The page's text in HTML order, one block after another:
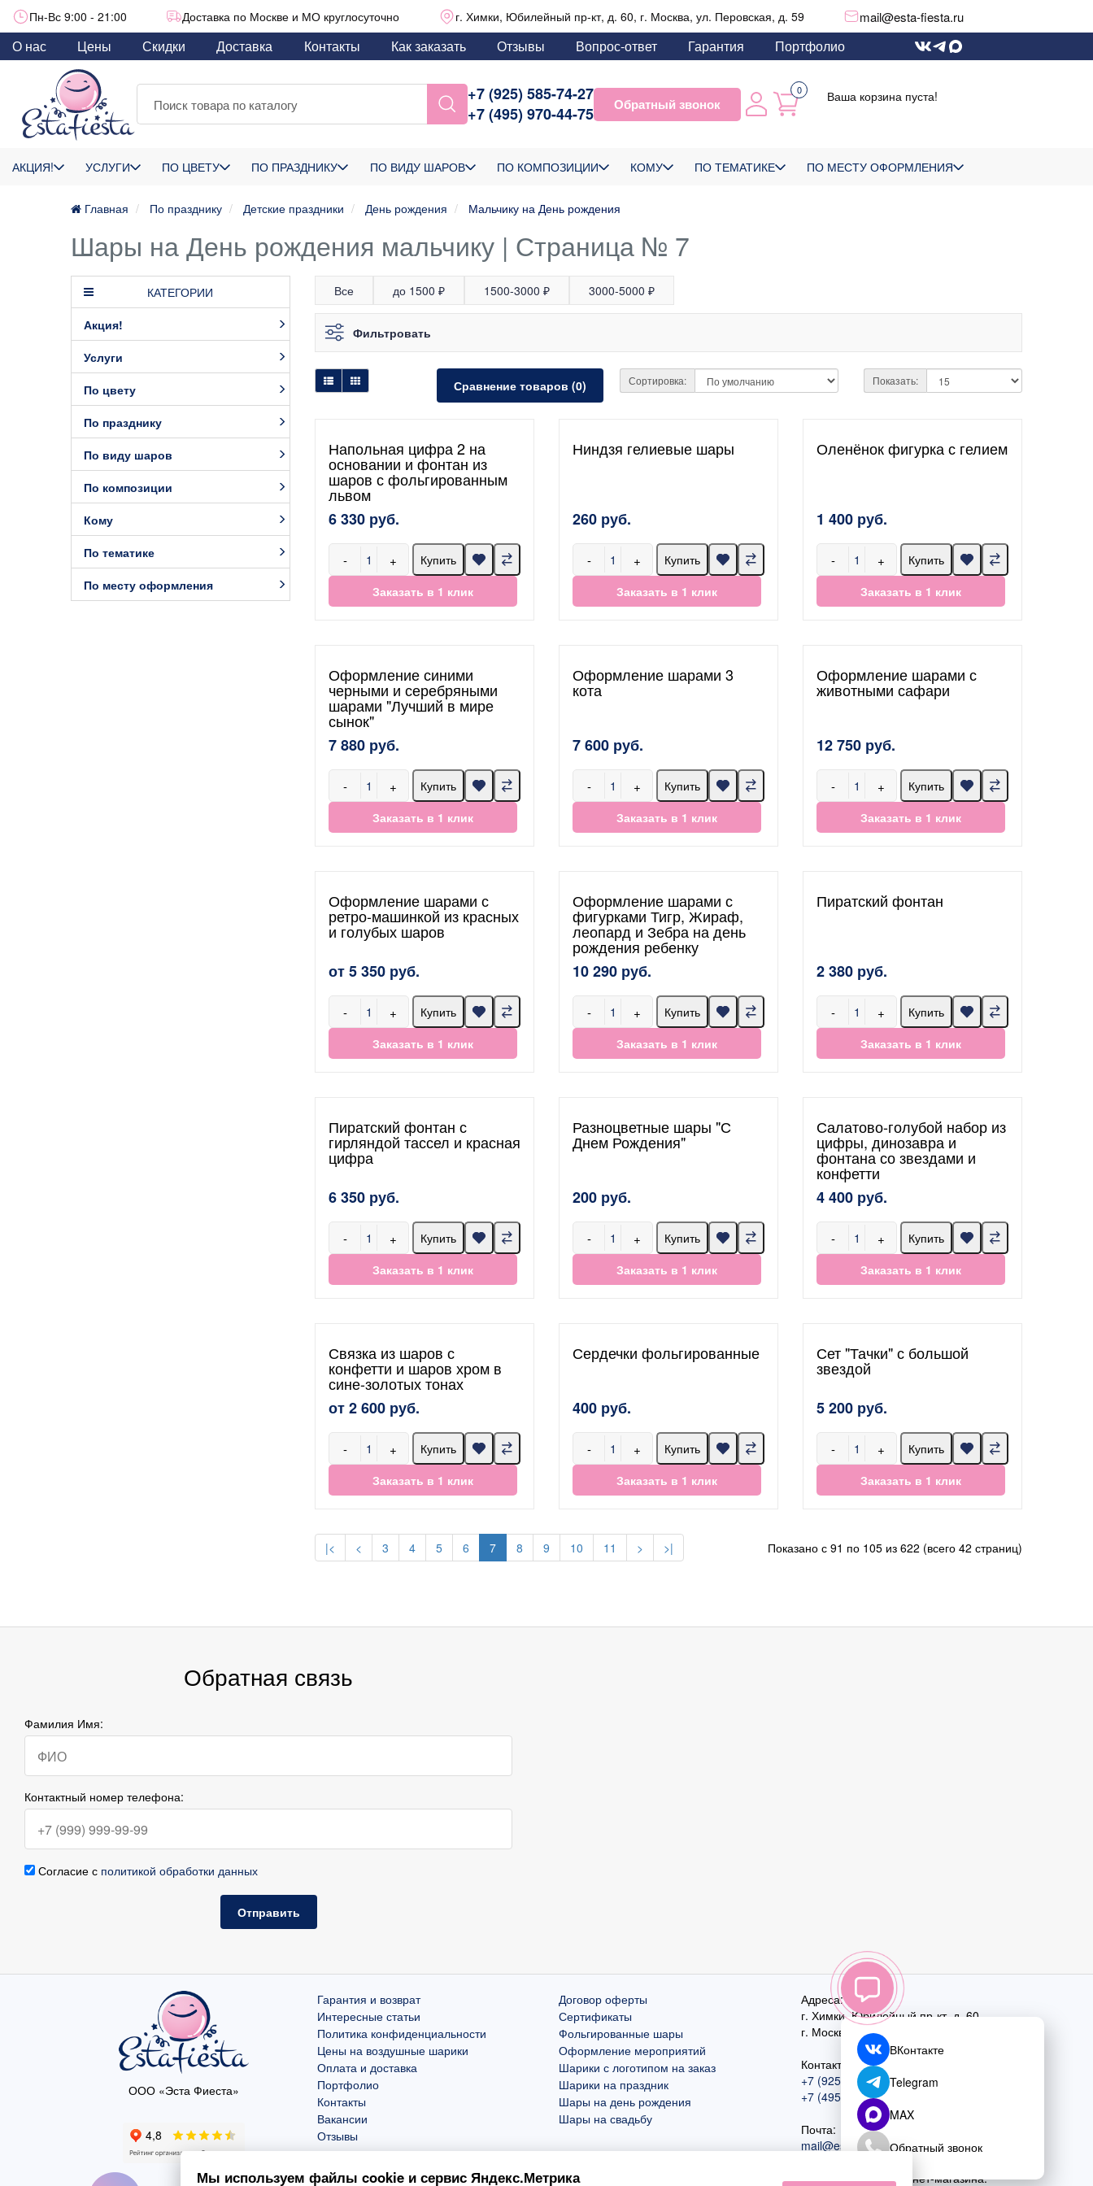
Пн-Вс 9:00 - 21:00 Доставка по Москве и МО круглосуточно г. Химки, Юбилейный пр-кт, д. 60, г. Москва, ул. Перовская, д. 59 mail@esta-fiesta.ru
О нас Цены Скидки Доставка Контакты Как заказать Отзывы Вопрос-ответ Гарантия Портфолио
+7 (925) 585-74-27
+7 (495) 970-44-75
Обратный звонок
0 Ваша корзина пуста!
АКЦИЯ! УСЛУГИ ПО ЦВЕТУ ПО ПРАЗДНИКУ ПО ВИДУ ШАРОВ ПО КОМПОЗИЦИИ КОМУ ПО ТЕМАТИКЕ ПО МЕСТУ ОФОРМЛЕНИЯ
Главная По празднику Детские праздники День рождения Мальчику на День рождения
Шары на День рождения мальчику | Страница № 7
КАТЕГОРИИ
Акция!
Услуги
По цвету
По празднику
По виду шаров
По композиции
Кому
По тематике
По месту оформления
Все до 1500 ₽ 1500-3000 ₽ 3000-5000 ₽
Фильтровать
Сравнение товаров (0) Сортировка: Показать:
Напольная цифра 2 на
основании и фонтан из
шаров с фольгированным
львом
6 330 руб.
- +
Купить
Заказать в 1 клик
Ниндзя гелиевые шары
260 руб.
- +
Купить
Заказать в 1 клик
Оленёнок фигурка с гелием
1 400 руб.
- +
Купить
Заказать в 1 клик
Оформление синими
черными и серебряными
шарами "Лучший в мире
сынок"
7 880 руб.
- +
Купить
Заказать в 1 клик
Оформление шарами 3
кота
7 600 руб.
- +
Купить
Заказать в 1 клик
Оформление шарами с
животными сафари
12 750 руб.
- +
Купить
Заказать в 1 клик
Оформление шарами с
ретро-машинкой из красных
и голубых шаров
от 5 350 руб.
- +
Купить
Заказать в 1 клик
Оформление шарами с
фигурками Тигр, Жираф,
леопард и Зебра на день
рождения ребенку
10 290 руб.
- +
Купить
Заказать в 1 клик
Пиратский фонтан
2 380 руб.
- +
Купить
Заказать в 1 клик
Пиратский фонтан с
гирляндой тассел и красная
цифра
6 350 руб.
- +
Купить
Заказать в 1 клик
Разноцветные шары "С
Днем Рождения"
200 руб.
- +
Купить
Заказать в 1 клик
Салатово-голубой набор из
цифры, динозавра и
фонтана со звездами и
конфетти
4 400 руб.
- +
Купить
Заказать в 1 клик
Связка из шаров с
конфетти и шаров хром в
сине-золотых тонах
от 2 600 руб.
- +
Купить
Заказать в 1 клик
Сердечки фольгированные
400 руб.
- +
Купить
Заказать в 1 клик
Сет "Тачки" с большой
звездой
5 200 руб.
- +
Купить
Заказать в 1 клик
|< < 3 4 5 6 7 8 9 10 11 > >| Показано с 91 по 105 из 622 (всего 42 страниц)
Обратная связь
Фамилия Имя:
Контактный номер телефона:
Согласие с политикой обработки данных
Отправить
ООО «Эста Фиеста»
Гарантия и возврат
Интересные статьи
Политика конфиденциальности
Цены на воздушные шарики
Оплата и доставка
Портфолио
Контакты
Вакансии
Отзывы
Договор оферты
Сертификаты
Фольгированные шары
Оформление мероприятий
Шарики с логотипом на заказ
Шарики на праздник
Шары на день рождения
Шары на свадьбу
Адреса:
г. Химки, Юбилейный пр-кт, д. 60
г. Москва
ул. Перовская, д. 59
Контактный номер:
+7 (925) 585-74-27
+7 (495) 970-44-75
Почта:
mail@esta-fiesta.ru
Режим работы интернет-магазина:
ВКонтакте
Telegram
MAX
Обратный звонок
Мы используем файлы cookie и сервис Яндекс.Метрика